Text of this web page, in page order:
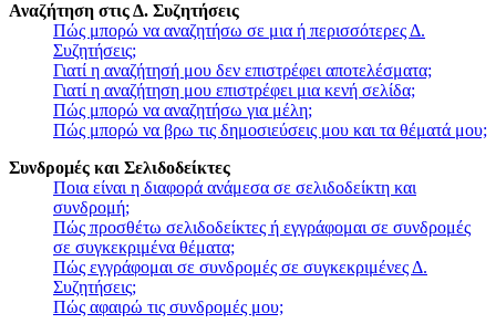
Αναζήτηση στις Δ. Συζητήσεις
Πώς μπορώ να αναζητήσω σε μια ή περισσότερες Δ.
Συζητήσεις;
Γιατί η αναζήτησή μου δεν επιστρέφει αποτελέσματα;
Γιατί η αναζήτηση μου επιστρέφει μια κενή σελίδα;
Πώς μπορώ να αναζητήσω για μέλη;
Πώς μπορώ να βρω τις δημοσιεύσεις μου και τα θέματά μου;
Συνδρομές και Σελιδοδείκτες
Ποια είναι η διαφορά ανάμεσα σε σελιδοδείκτη και
συνδρομή;
Πώς προσθέτω σελιδοδείκτες ή εγγράφομαι σε συνδρομές
σε συγκεκριμένα θέματα;
Πώς εγγράφομαι σε συνδρομές σε συγκεκριμένες Δ.
Συζητήσεις;
Πώς αφαιρώ τις συνδρομές μου;